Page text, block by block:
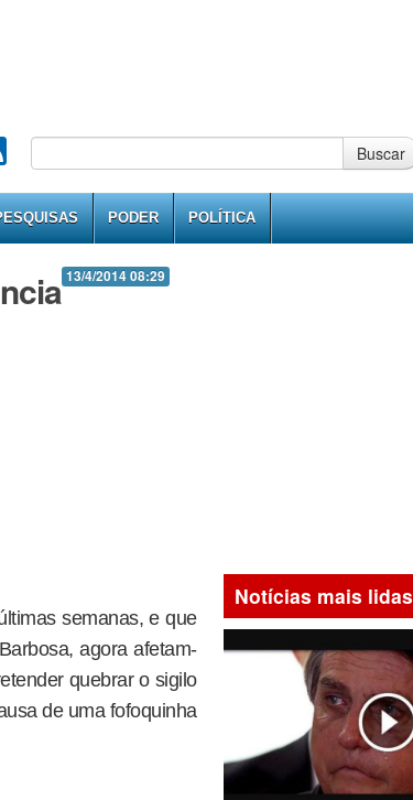
Buscar
PODER POLÍTICA
13/4/2014 08:29
semanas, e que
agora afetam-
quebrar o sigilo
de uma fofoquinha
Notícias mais lidas